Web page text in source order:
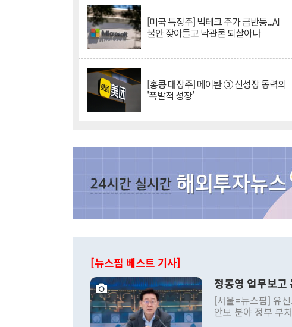
[미국 특징주] 빅테크 주가 급반등...AI
불안 잦아들고 낙관론 되살아나
[홍콩 대장주] 메이퇀 ③ 신성장 동력의
'폭발적 성장'
[뉴스핌 베스트 기사]
정동영 업무보고
[서울=뉴스핌] 유
안보 분야 정부 부